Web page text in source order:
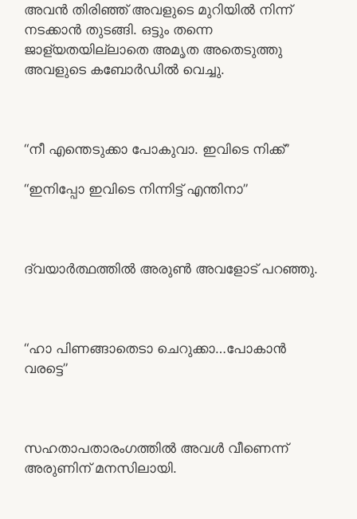
അവൻ തിരിഞ്ഞ് അവളുടെ മുറിയിൽ നിന്ന്
നടക്കാൻ തുടങ്ങി. ഒട്ടും തന്നെ
ജാള്യതയില്ലാതെ അമൃത അതെടുത്തു
അവളുടെ കബോർഡിൽ വെച്ചു.
“നീ എന്തെടുക്കാ പോകുവാ. ഇവിടെ നിക്ക്”
“ഇനിപ്പോ ഇവിടെ നിന്നിട്ട് എന്തിനാ”
ദ്വയാർത്ഥത്തിൽ അരുൺ അവളോട് പറഞ്ഞു.
“ഹാ പിണങ്ങാതെടാ ചെറുക്കാ…പോകാൻ
വരട്ടെ”
സഹതാപതാരംഗത്തിൽ അവൾ വീണെന്ന്
അരുണിന് മനസിലായി.